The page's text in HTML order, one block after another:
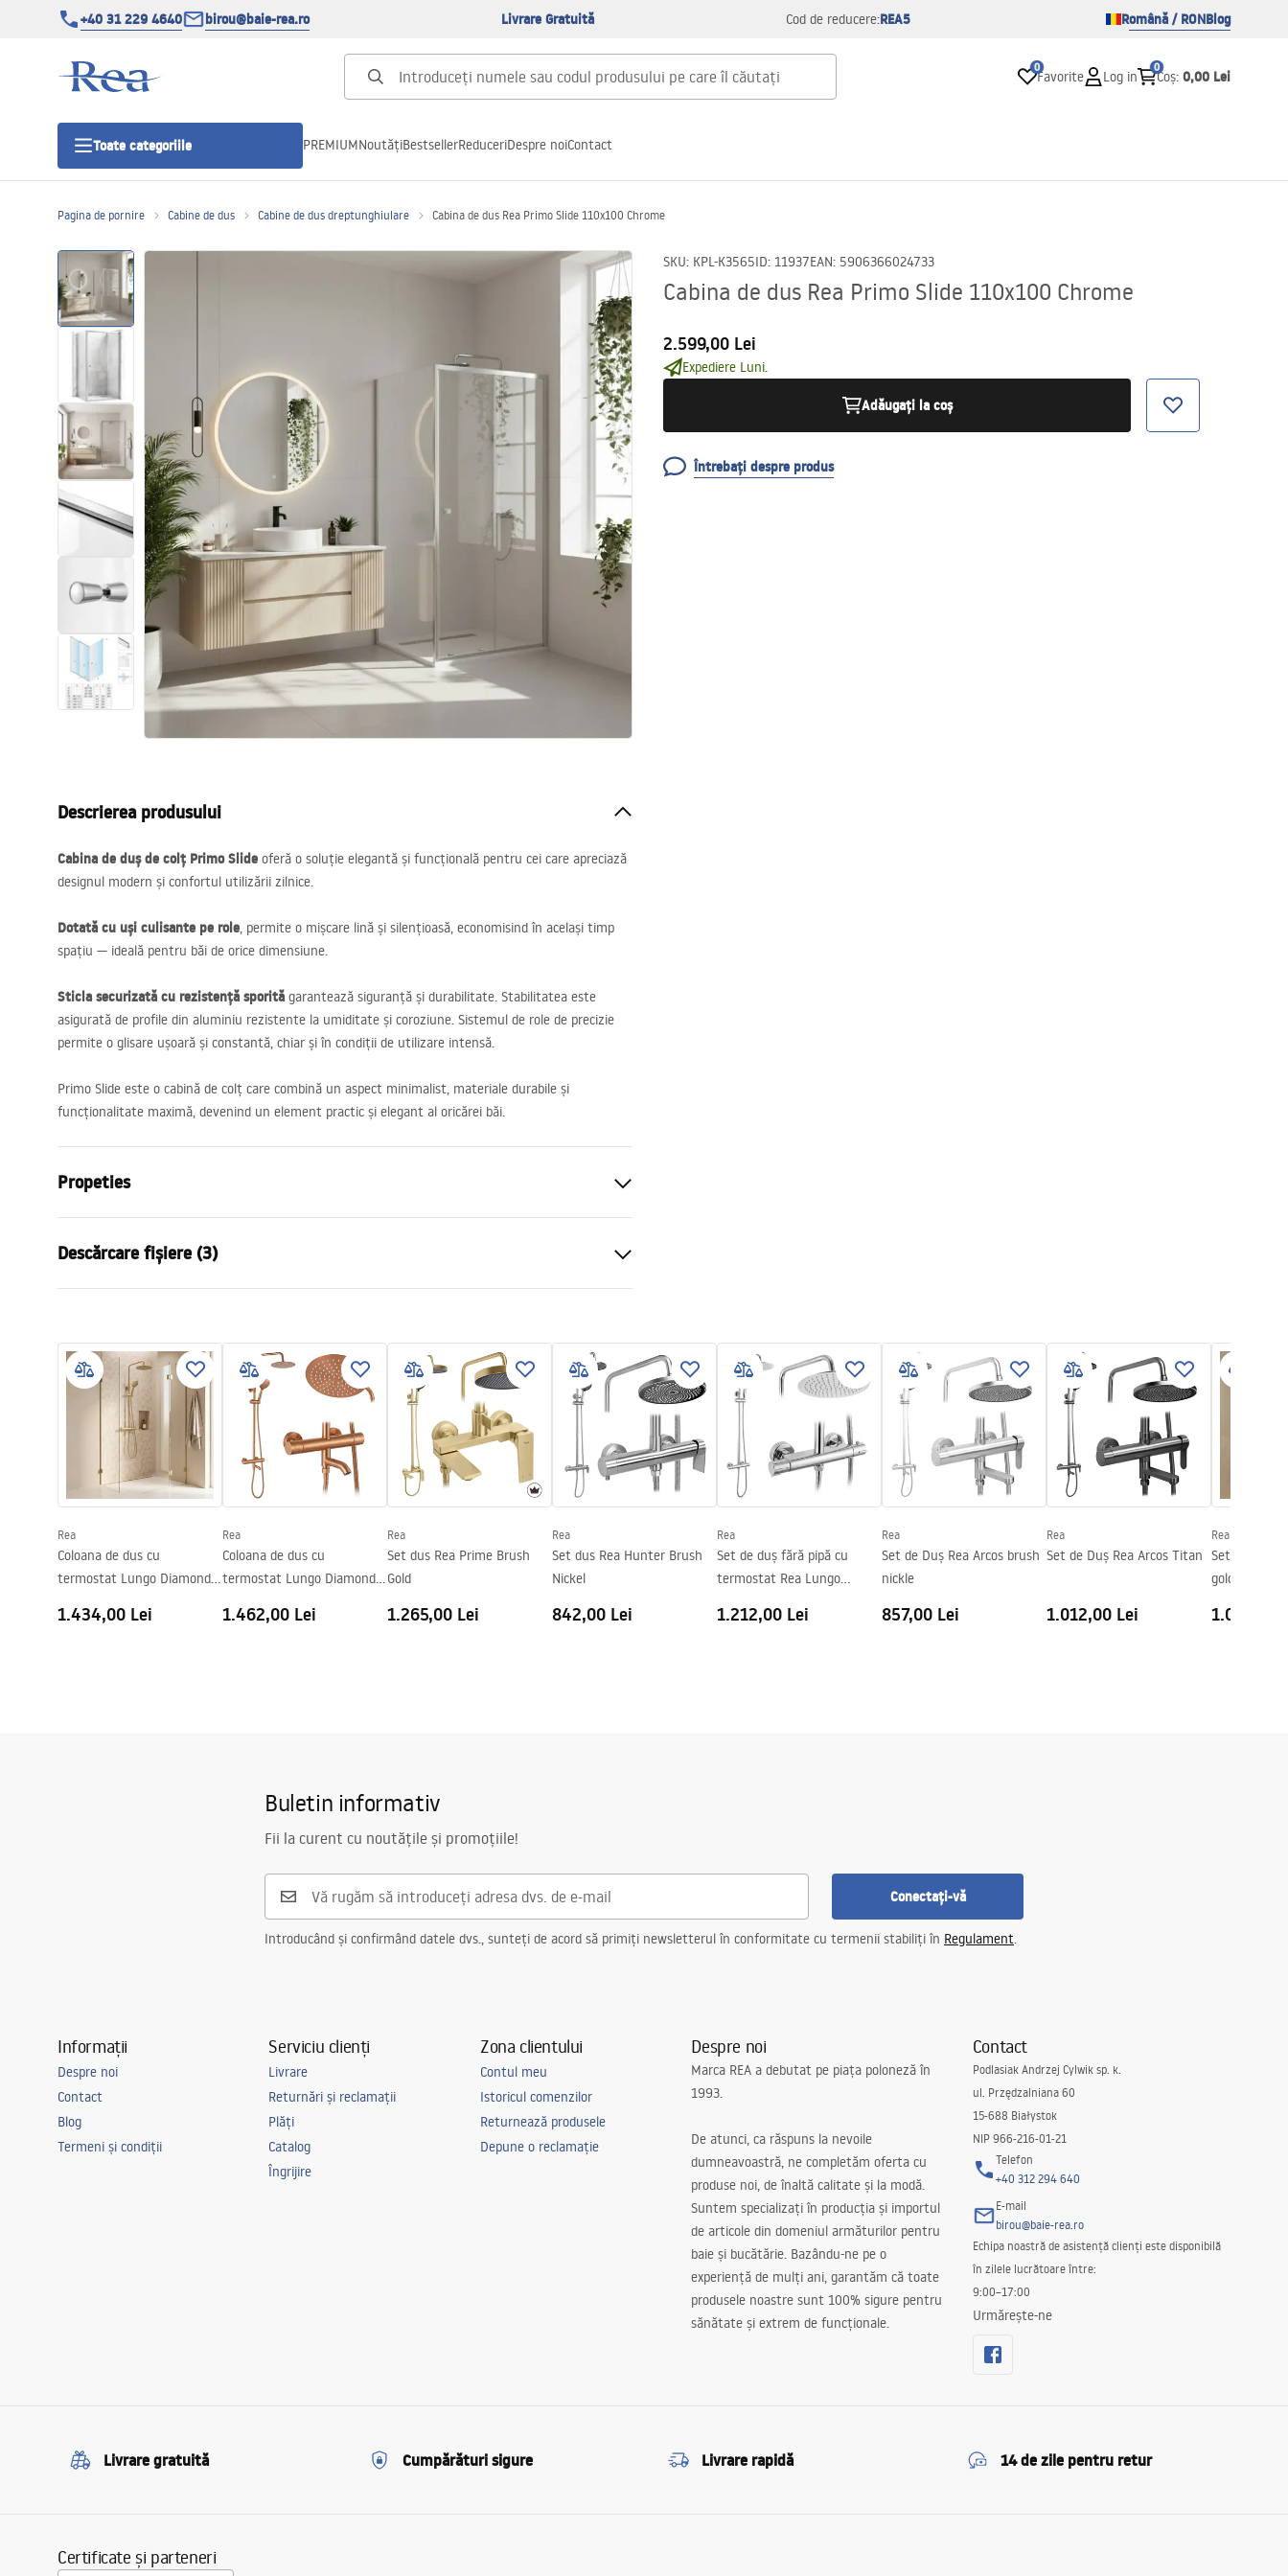
+40 31 229 4640 birou@baie-rea.ro Livrare Gratuită Cod de reducere:REA5 Română / RONBlog
0
Favorite Log in
0
Coș: 0,00 Lei
Toate categoriile
Usi pentru cabine de dus
Rigole Liniare
Vase WC si Bideuri
Lavoare
Cazi cu paravane
Baterii sanitare
Dusuri
PREMIUMNoutățiBestsellerReduceriDespre noiContact
Pagina de pornire Cabine de dus Cabine de dus dreptunghiulare Cabina de dus Rea Primo Slide 110x100 Chrome
SKU: KPL-K3565ID: 11937EAN: 5906366024733
Cabina de dus Rea Primo Slide 110x100 Chrome
2.599,00 Lei
Expediere Luni.
Adăugați la coș
Întrebați despre produs
Descrierea produsului
Cabina de duș de colț Primo Slide oferă o soluție elegantă și funcțională pentru cei care apreciază
designul modern și confortul utilizării zilnice.
Dotată cu uși culisante pe role, permite o mișcare lină și silențioasă, economisind în același timp
spațiu — ideală pentru băi de orice dimensiune.
Sticla securizată cu rezistență sporită garantează siguranță și durabilitate. Stabilitatea este
asigurată de profile din aluminiu rezistente la umiditate și coroziune. Sistemul de role de precizie
permite o glisare ușoară și constantă, chiar și în condiții de utilizare intensă.
Primo Slide este o cabină de colț care combină un aspect minimalist, materiale durabile și
funcționalitate maximă, devenind un element practic și elegant al oricărei băi.
Propeties
Culoare
Tip cabina
De colt
Tip de deschidere
Seria
Primo
de cada sau de podea
Inaltime (mm)
1900
mm
Directie cabina
Stang sau drept
Garantie
24 luni
Acoperire Easy Clean
Descărcare fișiere (3)
WARUNKI BEZPIECZENSTWA
KABINY DRZWI PARAWANY.pdf
Kabina Primo Slide.pdf
Desen tehnic
PRIMO SLIDE WITH SIDE PANEL.pdf
Rea
Coloana de dus cu
termostat Lungo Diamond
1.434,00 Lei
Rea
Coloana de dus cu
termostat Lungo Diamond
1.462,00 Lei
Rea
Set dus Rea Prime Brush
Gold
1.265,00 Lei
Rea
Set dus Rea Hunter Brush
Nickel
842,00 Lei
Rea
Set de duș fără pipă cu
termostat Rea Lungo
1.212,00 Lei
Rea
Set de Duș Rea Arcos brush
nickle
857,00 Lei
Rea
Set de Duș Rea Arcos Titan
1.012,00 Lei
Rea
Set de Duș
gold
1.067,00
Buletin informativ
Fii la curent cu noutățile și promoțiile!
Conectați-vă
Introducând și confirmând datele dvs., sunteți de acord să primiți newsletterul în conformitate cu termenii stabiliți în Regulament.
Informații
Despre noi
Contact
Blog
Termeni și condiții
Serviciu clienți
Livrare
Returnări și reclamații
Plăți
Catalog
Îngrijire
Zona clientului
Contul meu
Istoricul comenzilor
Returnează produsele
Depune o reclamație
Despre noi
Marca REA a debutat pe piața poloneză în
1993.
De atunci, ca răspuns la nevoile
dumneavoastră, ne completăm oferta cu
produse noi, de înaltă calitate și la modă.
Suntem specializați în producția și importul
de articole din domeniul armăturilor pentru
baie și bucătărie. Bazându-ne pe o
experiență de mulți ani, garantăm că toate
produsele noastre sunt 100% sigure pentru
sănătate și extrem de funcționale.
Contact
Podlasiak Andrzej Cylwik sp. k.
ul. Przędzalniana 60
15-688 Białystok
NIP 966-216-01-21
Telefon
+40 312 294 640
E-mail
birou@baie-rea.ro
Echipa noastră de asistență clienți este disponibilă
în zilele lucrătoare între:
9:00–17:00
Urmărește-ne
Livrare gratuită Cumpărături sigure Livrare rapidă 14 de zile pentru retur
Certificate și parteneri